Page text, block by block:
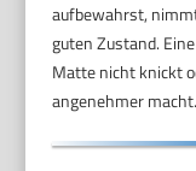
aufbewahrst,
guten Zustand.
Matte nicht knickt
angenehmer macht.